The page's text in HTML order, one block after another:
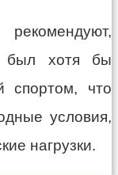
был хотя бы
спортом, что
условия,
нагрузки.